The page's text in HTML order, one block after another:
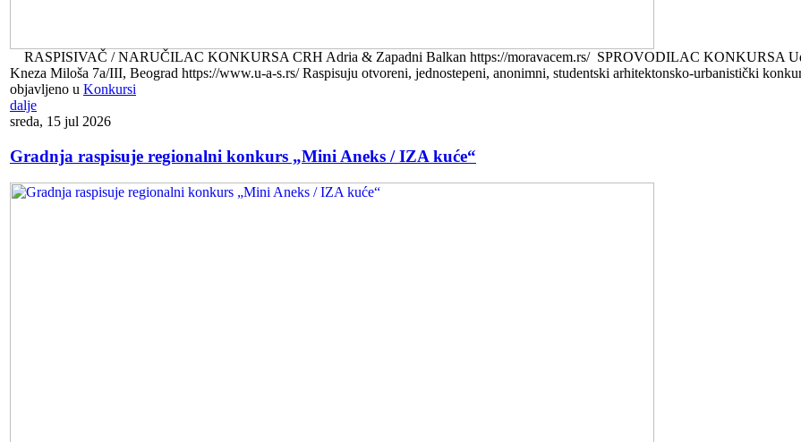
RASPISIVAČ / NARUČILAC KONKURSA CRH Adria & Zapadni Balkan https://moravacem.rs/ SPROVODILAC KONKURSA
Kneza Miloša 7a/III, Beograd https://www.u-a-s.rs/ Raspisuju otvoreni, jednostepeni, anonimni, studentski arhitektonsko-urbanistički
objavljeno u Konkursi
dalje
sreda, 15 jul 2026
Gradnja raspisuje regionalni konkurs „Mini Aneks / IZA kuće“